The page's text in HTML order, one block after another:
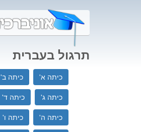
תרגול בעברית
כיתה א' כיתה ב'
כיתה ג' כיתה ד'
כיתה ה' כיתה ו'